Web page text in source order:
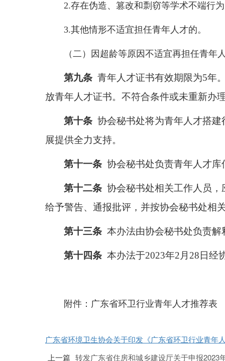
2.存在伪造、篡改和剽窃等学术不端行
3.其他情形不适宜担任青年人才的。
（二）因超龄等原因不适宜再担任青年
第九条 青年人才证书有效期限为5年
放青年人才证书。不符合条件或未重新办
第十条 协会秘书处将为青年人才搭
展提供全力支持。
第十一条 协会秘书处负责青年人才库
第十二条 协会秘书处相关工作人员
给予警告、通报批评，并按协会秘书处相
第十三条 本办法由协会秘书处负责解
第十四条 本办法于2023年2月28日经
附件：广东省环卫行业青年人才推荐表
广东省环境卫生协会关于印发《广东省环卫行业青年
上一篇 转发广东省住房和城乡建设厅关于申报2023